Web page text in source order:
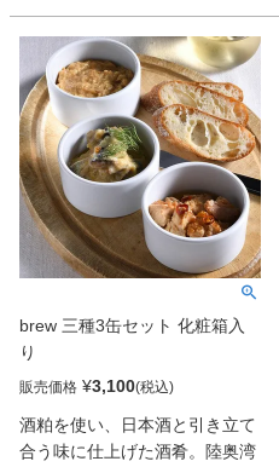
brew 三種3缶セット 化粧箱入
り
販売価格 ¥3,100
酒粕を使い、日本酒と引き立て
合う味に仕上げた酒肴。陸奥湾